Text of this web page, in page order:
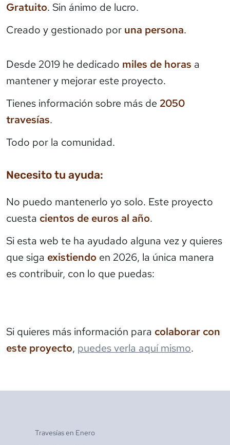
Gratuito. Sin ánimo de lucro.
Creado y gestionado por una persona.
Desde 2019 he dedicado miles de horas a
mantener y mejorar este proyecto.
Tienes información sobre más de 2050
travesías.
Todo por la comunidad.
Necesito tu ayuda:
No puedo mantenerlo yo solo. Este proyecto
cuesta cientos de euros al año.
Si esta web te ha ayudado alguna vez y quieres
que siga existiendo en 2026, la única manera
es contribuir, con lo que puedas:
Si quieres más información para colaborar con
este proyecto, puedes verla aquí mismo.
Travesías en Enero